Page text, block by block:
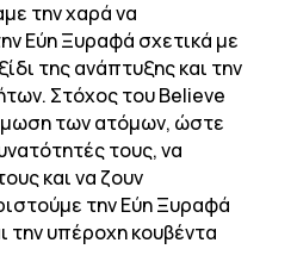
την χαρά να
Εύη Ξυραφά σχετικά με
της ανάπτυξης και την
Στόχος του Believe
των ατόμων, ώστε
τους, να
και να ζουν
την Εύη Ξυραφά
την υπέροχη κουβέντα